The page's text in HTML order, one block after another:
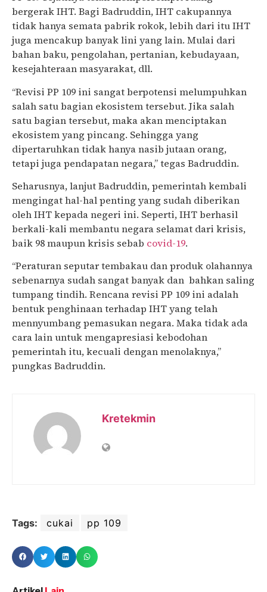
bergerak IHT. Bagi Badruddin, IHT cakupannya
tidak hanya semata pabrik rokok, lebih dari itu IHT
juga mencakup banyak lini yang lain. Mulai dari
bahan baku, pengolahan, pertanian, kebudayaan,
kesejahteraan masyarakat, dll.
“Revisi PP 109 ini sangat berpotensi melumpuhkan
salah satu bagian ekosistem tersebut. Jika salah
satu bagian tersebut, maka akan menciptakan
ekosistem yang pincang. Sehingga yang
dipertaruhkan tidak hanya nasib jutaan orang,
tetapi juga pendapatan negara,” tegas Badruddin.
Seharusnya, lanjut Badruddin, pemerintah kembali
mengingat hal-hal penting yang sudah diberikan
oleh IHT kepada negeri ini. Seperti, IHT berhasil
berkali-kali membantu negara selamat dari krisis,
baik 98 maupun krisis sebab covid-19.
“Peraturan seputar tembakau dan produk olahannya
sebenarnya sudah sangat banyak dan bahkan saling
tumpang tindih. Rencana revisi PP 109 ini adalah
bentuk penghinaan terhadap IHT yang telah
mennyumbang pemasukan negara. Maka tidak ada
cara lain untuk mengapresiasi kebodohan
pemerintah itu, kecuali dengan menolaknya,”
pungkas Badruddin.
Kretekmin
Tags: cukai pp 109